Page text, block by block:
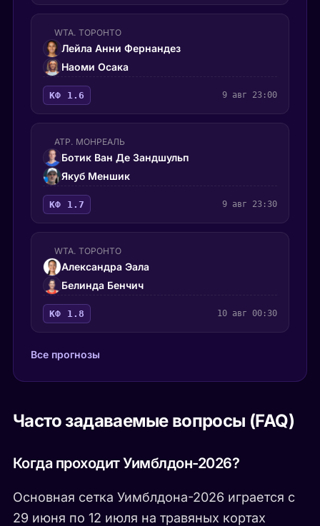
WTA. ТОРОНТО
Лейла Анни Фернандез
Наоми Осака
КФ 1.6 9 авг 23:00
ATP. МОНРЕАЛЬ
Ботик Ван Де Зандшульп
Якуб Меншик
КФ 1.7 9 авг 23:30
WTA. ТОРОНТО
Александра Эала
Белинда Бенчич
КФ 1.8 10 авг 00:30
Все прогнозы
Часто задаваемые вопросы (FAQ)
Когда проходит Уимблдон-2026?
Основная сетка Уимблдона-2026 играется с
29 июня по 12 июля на травяных кортах